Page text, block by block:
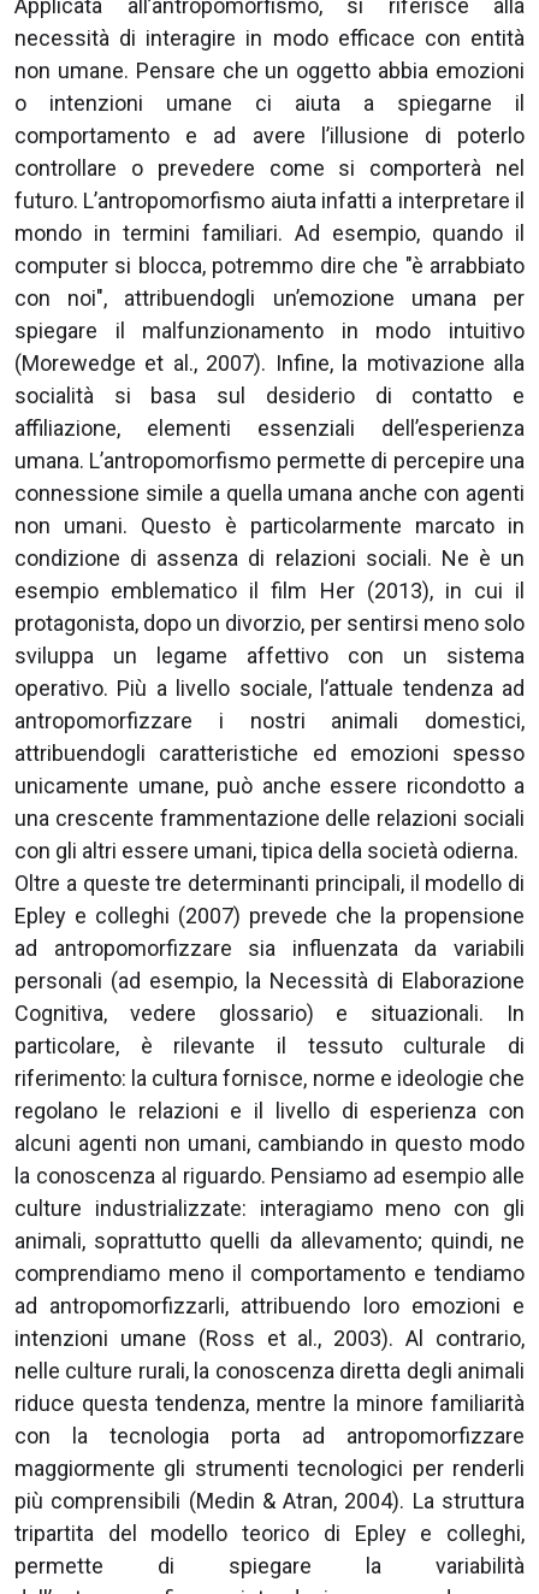
necessità di interagire in modo efficace con entità
non umane. Pensare che un oggetto abbia emozioni
o intenzioni umane ci aiuta a spiegarne il
comportamento e ad avere l’illusione di poterlo
controllare o prevedere come si comporterà nel
futuro. L’antropomorfismo aiuta infatti a interpretare il
mondo in termini familiari. Ad esempio, quando il
computer si blocca, potremmo dire che "è arrabbiato
con noi", attribuendogli un’emozione umana per
spiegare il malfunzionamento in modo intuitivo
(Morewedge et al., 2007). Infine, la motivazione alla
socialità si basa sul desiderio di contatto e
affiliazione, elementi essenziali dell’esperienza
umana. L’antropomorfismo permette di percepire una
connessione simile a quella umana anche con agenti
non umani. Questo è particolarmente marcato in
condizione di assenza di relazioni sociali. Ne è un
esempio emblematico il film Her (2013), in cui il
protagonista, dopo un divorzio, per sentirsi meno solo
sviluppa un legame affettivo con un sistema
operativo. Più a livello sociale, l’attuale tendenza ad
antropomorfizzare i nostri animali domestici,
attribuendogli caratteristiche ed emozioni spesso
unicamente umane, può anche essere ricondotto a
una crescente frammentazione delle relazioni sociali
con gli altri essere umani, tipica della società odierna.
Oltre a queste tre determinanti principali, il modello di
Epley e colleghi (2007) prevede che la propensione
ad antropomorfizzare sia influenzata da variabili
personali (ad esempio, la Necessità di Elaborazione
Cognitiva, vedere glossario) e situazionali. In
particolare, è rilevante il tessuto culturale di
riferimento: la cultura fornisce, norme e ideologie che
regolano le relazioni e il livello di esperienza con
alcuni agenti non umani, cambiando in questo modo
la conoscenza al riguardo. Pensiamo ad esempio alle
culture industrializzate: interagiamo meno con gli
animali, soprattutto quelli da allevamento; quindi, ne
comprendiamo meno il comportamento e tendiamo
ad antropomorfizzarli, attribuendo loro emozioni e
intenzioni umane (Ross et al., 2003). Al contrario,
nelle culture rurali, la conoscenza diretta degli animali
riduce questa tendenza, mentre la minore familiarità
con la tecnologia porta ad antropomorfizzare
maggiormente gli strumenti tecnologici per renderli
più comprensibili (Medin & Atran, 2004). La struttura
tripartita del modello teorico di Epley e colleghi,
permette di spiegare la variabilità